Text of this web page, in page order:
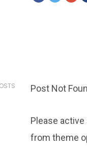
Post Not
Please
from theme